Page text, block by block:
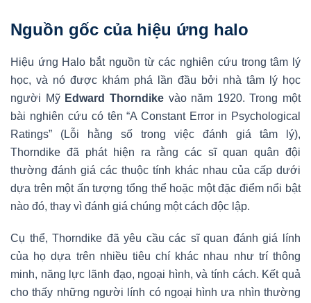
Nguồn gốc của hiệu ứng halo
Hiệu ứng Halo bắt nguồn từ các nghiên cứu trong tâm lý
học, và nó được khám phá lần đầu bởi nhà tâm lý học
người Mỹ Edward Thorndikevào năm 1920. Trong một
bài nghiên cứu có tên “A Constant Error in Psychological
Ratings” (Lỗi hằng số trong việc đánh giá tâm lý),
Thorndike đã phát hiện ra rằng các sĩ quan quân đội
thường đánh giá các thuộc tính khác nhau của cấp dưới
dựa trên một ấn tượng tổng thể hoặc một đặc điểm nổi bật
nào đó, thay vì đánh giá chúng một cách độc lập.
Cụ thể, Thorndike đã yêu cầu các sĩ quan đánh giá lính
của họ dựa trên nhiều tiêu chí khác nhau như trí thông
minh, năng lực lãnh đạo, ngoại hình, và tính cách. Kết quả
cho thấy những người lính có ngoại hình ưa nhìn thường